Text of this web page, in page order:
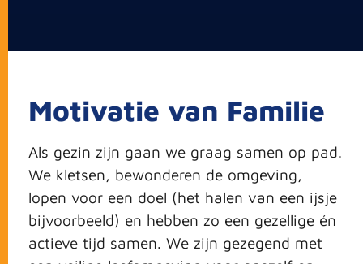
Motivatie van Familie
Als gezin zijn gaan we graag samen op pad.
We kletsen, bewonderen de omgeving,
lopen voor een doel (het halen van een ijsje
bijvoorbeeld) en hebben zo een gezellige én
actieve tijd samen. We zijn gezegend met